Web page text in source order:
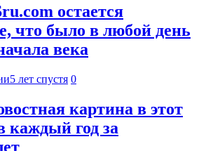
остается
что было в любой день
века
5 лет спустя 0
картина в этот
каждый год за